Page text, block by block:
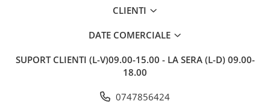
CLIENTI
DATE COMERCIALE
SUPORT CLIENTI (L-V)09.00-15.00 - LA SERA (L-D) 09.00-
18.00
0747856424